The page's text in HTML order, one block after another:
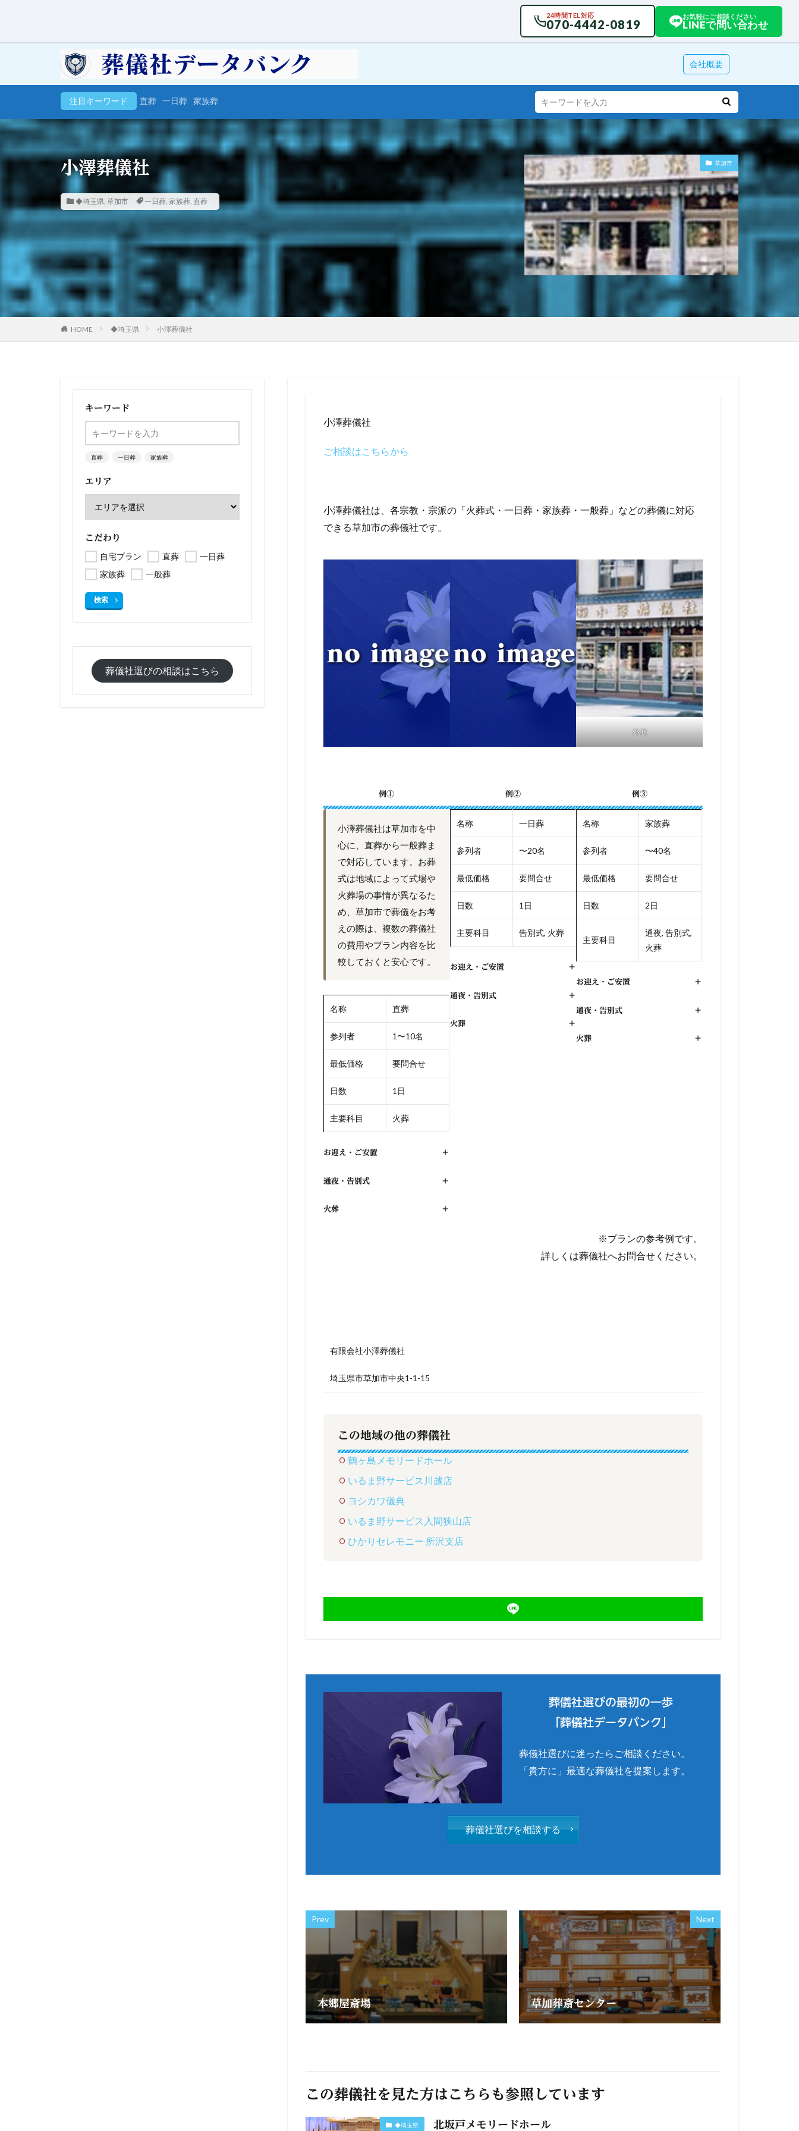
24時間TEL対応
070-4442-0819
お気軽にご相談ください
LINEで問い合わせ
会社概要
注目キーワード 直葬 一日葬 家族葬
小澤葬儀社
◆埼玉県, 草加市 一日葬, 家族葬, 直葬
草加市
HOME ◆埼玉県 小澤葬儀社
小澤葬儀社
ご相談はこちらから
小澤葬儀社は、各宗教・宗派の「火葬式・一日葬・家族葬・一般葬」などの葬儀に対応
できる草加市の葬儀社です。
外観
例①
小澤葬儀社は草加市を中
心に、直葬から一般葬ま
で対応しています。お葬
式は地域によって式場や
火葬場の事情が異なるた
め、草加市で葬儀をお考
えの際は、複数の葬儀社
の費用やプラン内容を比
較しておくと安心です。
名称 直葬
参列者 1〜10名
最低価格 要問合せ
日数 1日
主要科目 火葬
お迎え・ご安置 +
通夜・告別式 +
火葬 +
例②
名称 一日葬
参列者 〜20名
最低価格 要問合せ
日数 1日
主要科目 告別式, 火葬
お迎え・ご安置 +
通夜・告別式 +
火葬 +
例③
名称 家族葬
参列者 〜40名
最低価格 要問合せ
日数 2日
主要科目
通夜, 告別式,
火葬
お迎え・ご安置 +
通夜・告別式 +
火葬 +
※プランの参考例です。
詳しくは葬儀社へお問合せください。
有限会社小澤葬儀社
埼玉県市草加市中央1-1-15
この地域の他の葬儀社
鶴ヶ島メモリードホール
いるま野サービス川越店
ヨシカワ儀典
いるま野サービス入間狭山店
ひかりセレモニー 所沢支店
葬儀社選びの最初の一歩
「葬儀社データバンク」
葬儀社選びに迷ったらご相談ください。
「貴方に」最適な葬儀社を提案します。
葬儀社選びを相談する
Prev
本郷屋斎場
Next
草加葬斎センター
この葬儀社を見た方はこちらも参照しています
◆埼玉県 北坂戸メモリードホール
キーワード
直葬 一日葬 家族葬
エリア
こだわり
自宅プラン 直葬
一日葬
家族葬
一般葬
検索
葬儀社選びの相談はこちら